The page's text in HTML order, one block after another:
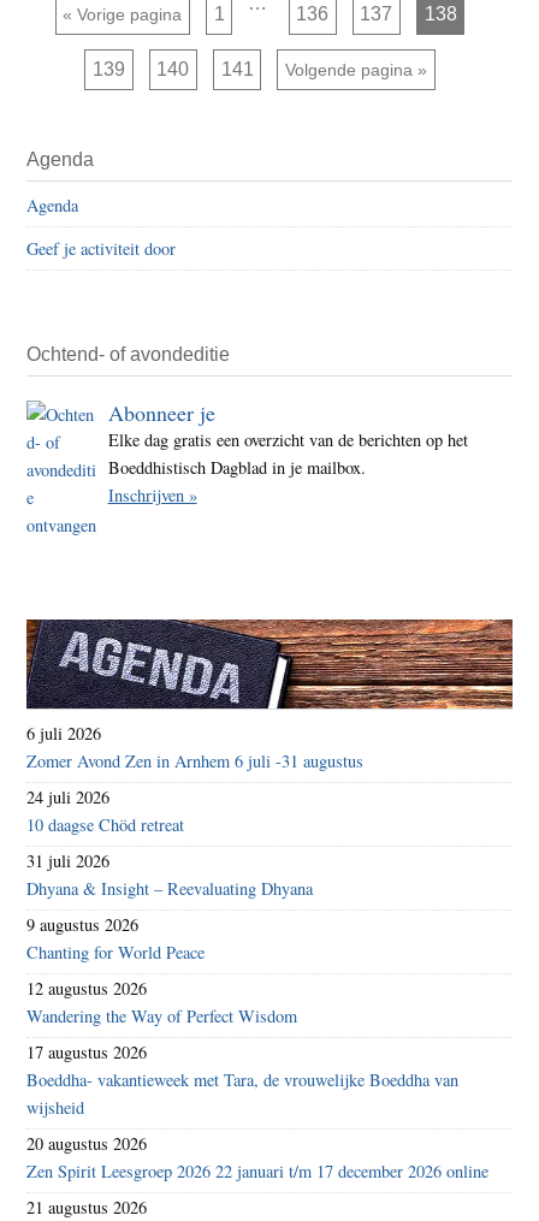
mop
«Ga naar
Vorige pagina Pagina
1
pagina's
weggelaten
Pagina
136 Pagina
137 Pagina
138
Pagina
139 Pagina
140 Pagina
141 Ga naar
Volgende pagina »
Sidebar
Agenda
Agenda
Geef je activiteit door
Ochtend- of avondeditie
Abonneer je
Elke dag gratis een overzicht van de berichten op het
Boeddhistisch Dagblad in je mailbox.
Inschrijven »
6 juli 2026
Zomer Avond Zen in Arnhem 6 juli -31 augustus
24 juli 2026
10 daagse Chöd retreat
31 juli 2026
Dhyana & Insight – Reevaluating Dhyana
9 augustus 2026
Chanting for World Peace
12 augustus 2026
Wandering the Way of Perfect Wisdom
17 augustus 2026
Boeddha- vakantieweek met Tara, de vrouwelijke Boeddha van
wijsheid
20 augustus 2026
Zen Spirit Leesgroep 2026 22 januari t/m 17 december 2026 online
21 augustus 2026